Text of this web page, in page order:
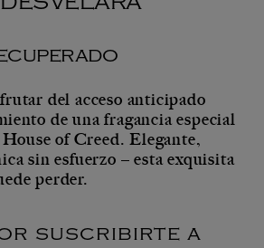
del acceso anticipado
de una fragancia especial
of Creed. Elegante,
sin esfuerzo – esta exquisita
perder.
suscribirte a